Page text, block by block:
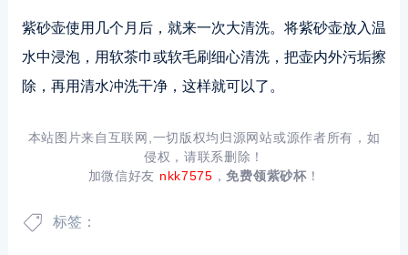
紫砂壶使用几个月后，就来一次大清洗。将紫砂壶放入温
水中浸泡，用软茶巾或软毛刷细心清洗，把壶内外污垢擦
除，再用清水冲洗干净，这样就可以了。
本站图片来自互联网,一切版权均归源网站或源作者所有，如
侵权，请联系删除！
加微信好友 nkk7575 ，免费领紫砂杯！
标签：